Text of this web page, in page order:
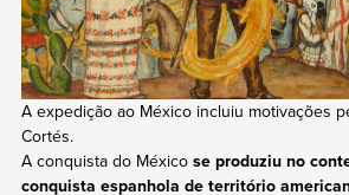
A expedição ao México incluiu motivações
Cortés.
A conquista do México se produziu no
conquista espanhola de território